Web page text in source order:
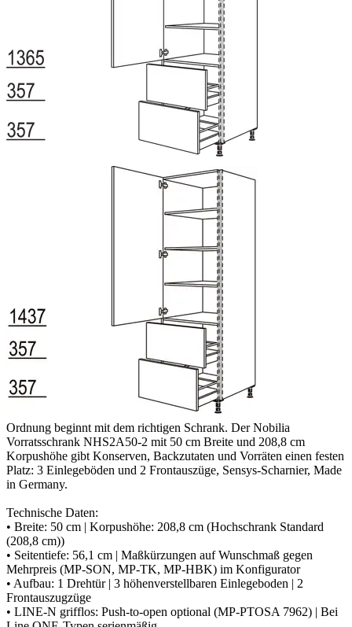
Ordnung beginnt mit dem richtigen Schrank. Der Nobilia
Vorratsschrank NHS2A50-2 mit 50 cm Breite und 208,8 cm
Korpushöhe gibt Konserven, Backzutaten und Vorräten einen festen
Platz: 3 Einlegeböden und 2 Frontauszüge, Sensys-Scharnier, Made
in Germany.
Technische Daten:
• Breite: 50 cm | Korpushöhe: 208,8 cm (Hochschrank Standard
(208,8 cm))
• Seitentiefe: 56,1 cm | Maßkürzungen auf Wunschmaß gegen
Mehrpreis (MP-SON, MP-TK, MP-HBK) im Konfigurator
• Aufbau: 1 Drehtür | 3 höhenverstellbaren Einlegeboden | 2
Frontauszugzüge
• LINE-N grifflos: Push-to-open optional (MP-PTOSA 7962) | Bei